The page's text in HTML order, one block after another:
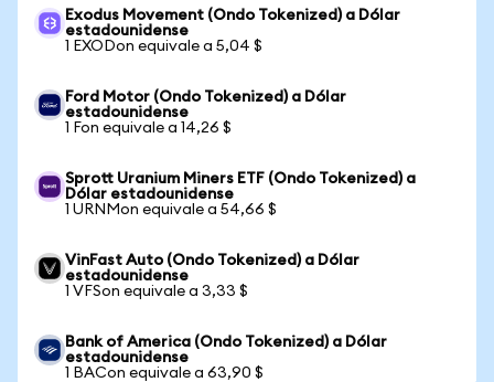
Exodus Movement (Ondo Tokenized) a Dólar
estadounidense
1 EXODon equivale a 5,04 $
Ford Motor (Ondo Tokenized) a Dólar
estadounidense
1 Fon equivale a 14,26 $
Sprott Uranium Miners ETF (Ondo Tokenized) a
Dólar estadounidense
1 URNMon equivale a 54,66 $
VinFast Auto (Ondo Tokenized) a Dólar
estadounidense
1 VFSon equivale a 3,33 $
Bank of America (Ondo Tokenized) a Dólar
estadounidense
1 BACon equivale a 63,90 $